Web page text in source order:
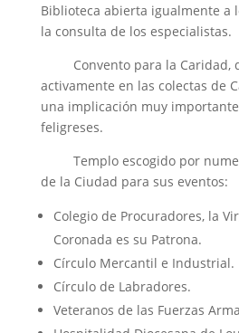
Biblioteca abierta igualmente a
la consulta de los especialistas.
Convento para la Caridad,
activamente en las colectas de
una implicación muy
feligreses.
Templo escogido por
de la Ciudad para sus eventos:
Colegio de Procuradores, la
Coronada es su Patrona.
Círculo Mercantil e Industrial.
Círculo de Labradores.
Veteranos de las Fuerzas